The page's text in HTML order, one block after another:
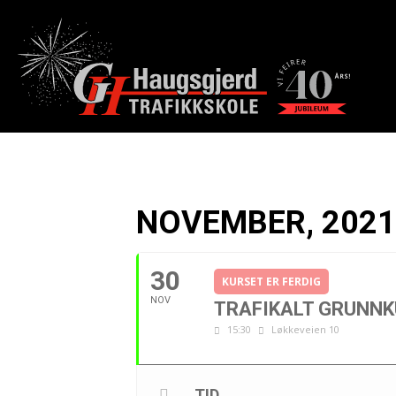
NOVEMBER, 2021
30
NOV
KURSET ER FERDIG
TRAFIKALT
15:30 Løkkeveien 10